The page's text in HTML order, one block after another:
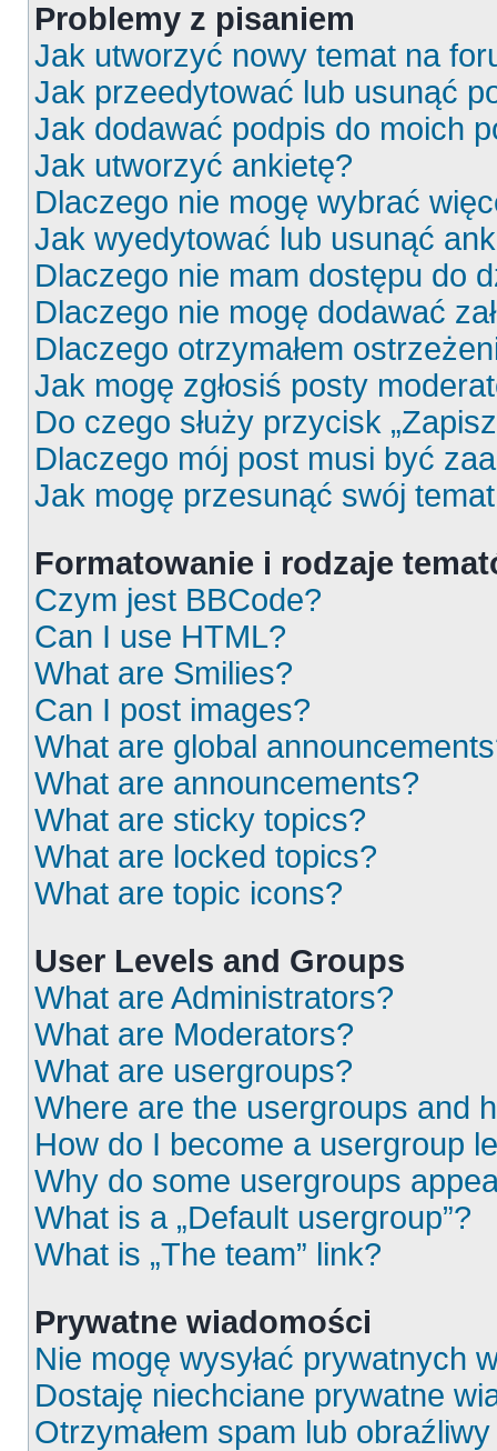
Problemy z pisaniem
Jak utworzyć nowy temat na
Jak przeedytować lub usunąć
Jak dodawać podpis do moich
Jak utworzyć ankietę?
Dlaczego nie mogę wybrać
Jak wyedytować lub usunąć
Dlaczego nie mam dostępu do
Dlaczego nie mogę dodawać
Dlaczego otrzymałem
Jak mogę zgłosiś posty
Do czego służy przycisk
Dlaczego mój post musi być
Jak mogę przesunąć swój
Formatowanie i rodzaje
Czym jest BBCode?
Can I use HTML?
What are Smilies?
Can I post images?
What are global
What are announcements?
What are sticky topics?
What are locked topics?
What are topic icons?
User Levels and Groups
What are Administrators?
What are Moderators?
What are usergroups?
Where are the usergroups and
How do I become a usergroup
Why do some usergroups
What is a „Default usergroup”?
What is „The team” link?
Prywatne wiadomości
Nie mogę wysyłać prywatnych
Dostaję niechciane prywatne
Otrzymałem spam lub